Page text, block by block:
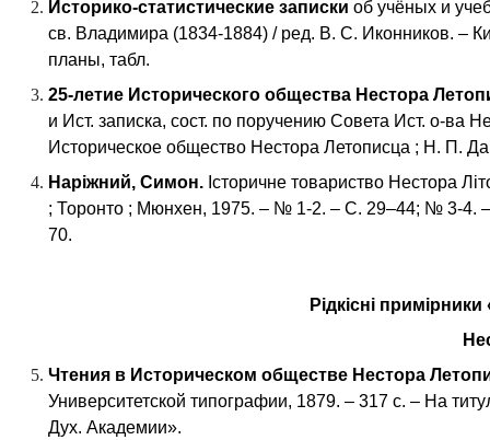
Историко-статистические записки об учёных и
св. Владимира (1834-1884) / ред. В. С. Иконников. –
планы, табл.
25-летие Исторического общества Нестора
и Ист. записка, сост. по поручению Совета Ист. о-ва
Историческое общество Нестора Летописца ; Н. П.
Наріжний, Симон. Історичне товариство Нестора
; Торонто ; Мюнхен, 1975. – № 1-2. – С. 29–44; № 3-4.
70.
Рідкісні
Чтения в Историческом обществе Нестора Л
Университетской типографии, 1879. – 317 с. – На
Дух. Академии».